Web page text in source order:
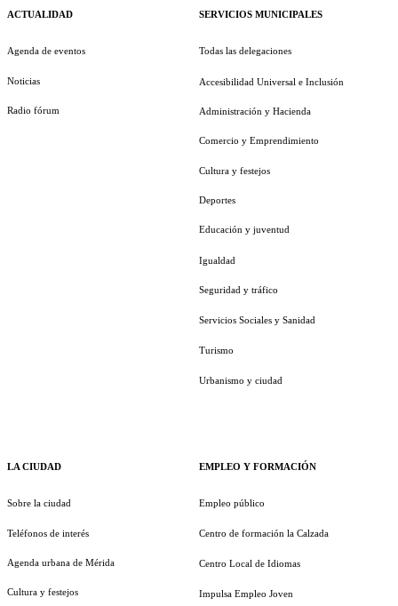
ACTUALIDAD
Agenda de eventos
Noticias
Radio fórum
LA CIUDAD
Sobre la ciudad
Teléfonos de interés
Agenda urbana de Mérida
Cultura y festejos
SERVICIOS MUNICIPALES
Todas las delegaciones
Accesibilidad Universal e Inclusión
Administración y Hacienda
Comercio y Emprendimiento
Cultura y festejos
Deportes
Educación y juventud
Igualdad
Seguridad y tráfico
Servicios Sociales y Sanidad
Turismo
Urbanismo y ciudad
EMPLEO Y FORMACIÓN
Empleo público
Centro de formación la Calzada
Centro Local de Idiomas
Impulsa Empleo Joven